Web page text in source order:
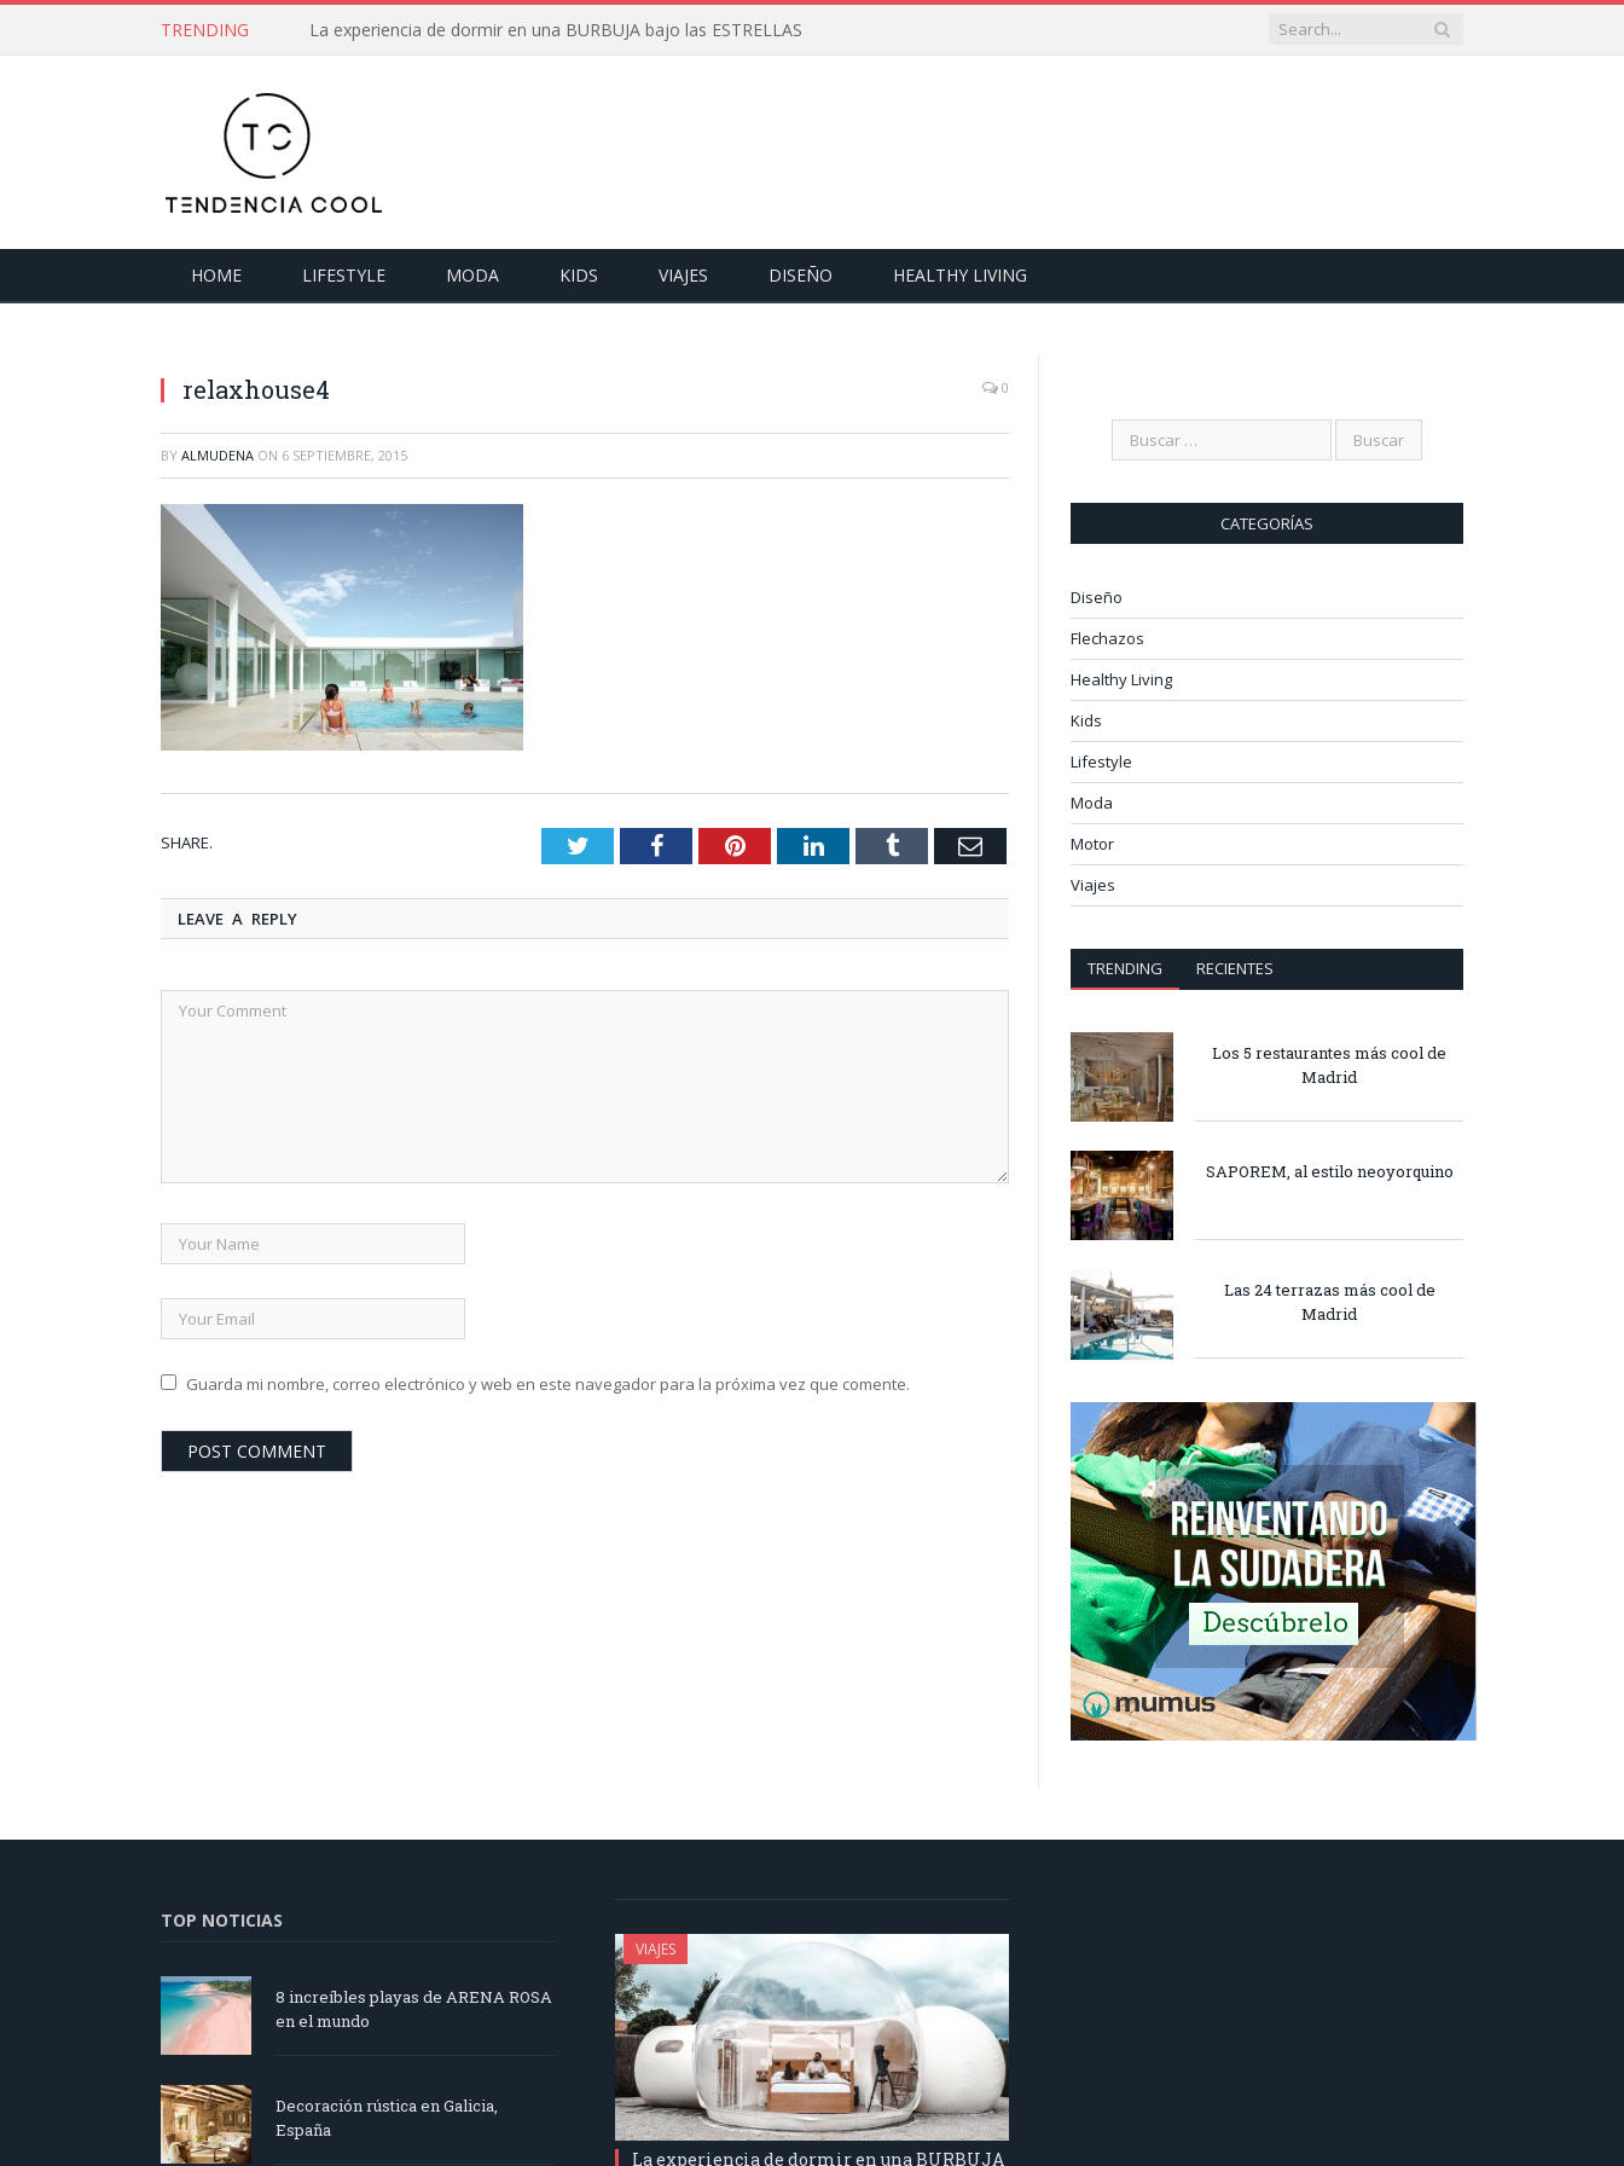
TRENDING La experiencia de dormir en una BURBUJA bajo las ESTRELLAS
HOME LIFESTYLE MODA KIDS VIAJES DISEÑO HEALTHY LIVING
relaxhouse4 0
BY ALMUDENA ON 6 SEPTIEMBRE, 2015
SHARE. TwitterFacebookPinterestLinkedInTumblr Email
LEAVE A REPLY
Guarda mi nombre, correo electrónico y web en este navegador para la próxima vez que comente.
CATEGORÍAS
Diseño
Flechazos
Healthy Living
Kids
Lifestyle
Moda
Motor
Viajes
TRENDING RECIENTES
Los 5 restaurantes más cool de
Madrid
SAPOREM, al estilo neoyorquino
Las 24 terrazas más cool de
Madrid
TOP NOTICIAS
8 increíbles playas de ARENA ROSA
en el mundo
Decoración rústica en Galicia,
España
VIAJES
La experiencia de dormir en una BURBUJA